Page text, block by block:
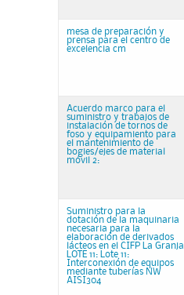
mesa de preparación y
prensa para el centro de
excelencia cm
Acuerdo marco para el
suministro y trabajos de
instalación de tornos de
foso y equipamiento para
el mantenimiento de
bogies/ejes de material
móvil 2:
Suministro para la
dotación de la maquinaria
necesaria para la
elaboración de derivados
lácteos en el CIFP La Granja
LOTE 11: Lote 11:
Interconexión de equipos
mediante tuberías NW
AISI304